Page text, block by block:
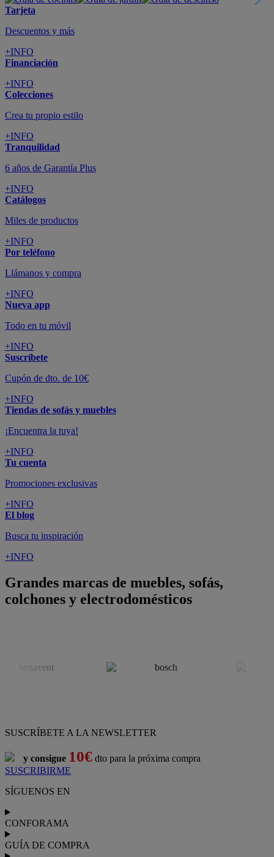
Tarjeta
Descuentos y más
+INFO
Financiación
+INFO
Colecciones
Crea tu propio estilo
+INFO
Tranquilidad
6 años de Garantía Plus
+INFO
Catálogos
Miles de productos
+INFO
Por teléfono
Llámanos y compra
+INFO
Nueva app
Todo en tu móvil
+INFO
Suscríbete
Cupón de dto. de 10€
+INFO
Tiendas de sofás y muebles
¡Encuentra la tuya!
+INFO
Tu cuenta
Promociones exclusivas
+INFO
El blog
Busca tu inspiración
+INFO
Grandes marcas de muebles, sofás,
colchones y electrodomésticos
SUSCRÍBETE A LA NEWSLETTER
y consigue 10€ dto para la próxima compra
SUSCRIBIRME
SÍGUENOS EN
CONFORAMA
GUÍA DE COMPRA